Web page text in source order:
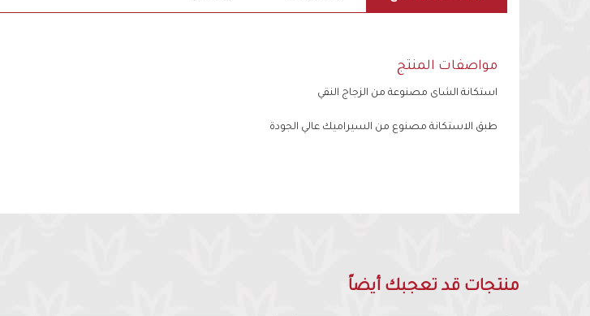
مواصفات المنتج
استكانة الشاى مصنوعة من الزجاج النقي
طبق الاستكانة مصنوع من السيراميك عالي الجودة
منتجات قد تعجبك أيضاً